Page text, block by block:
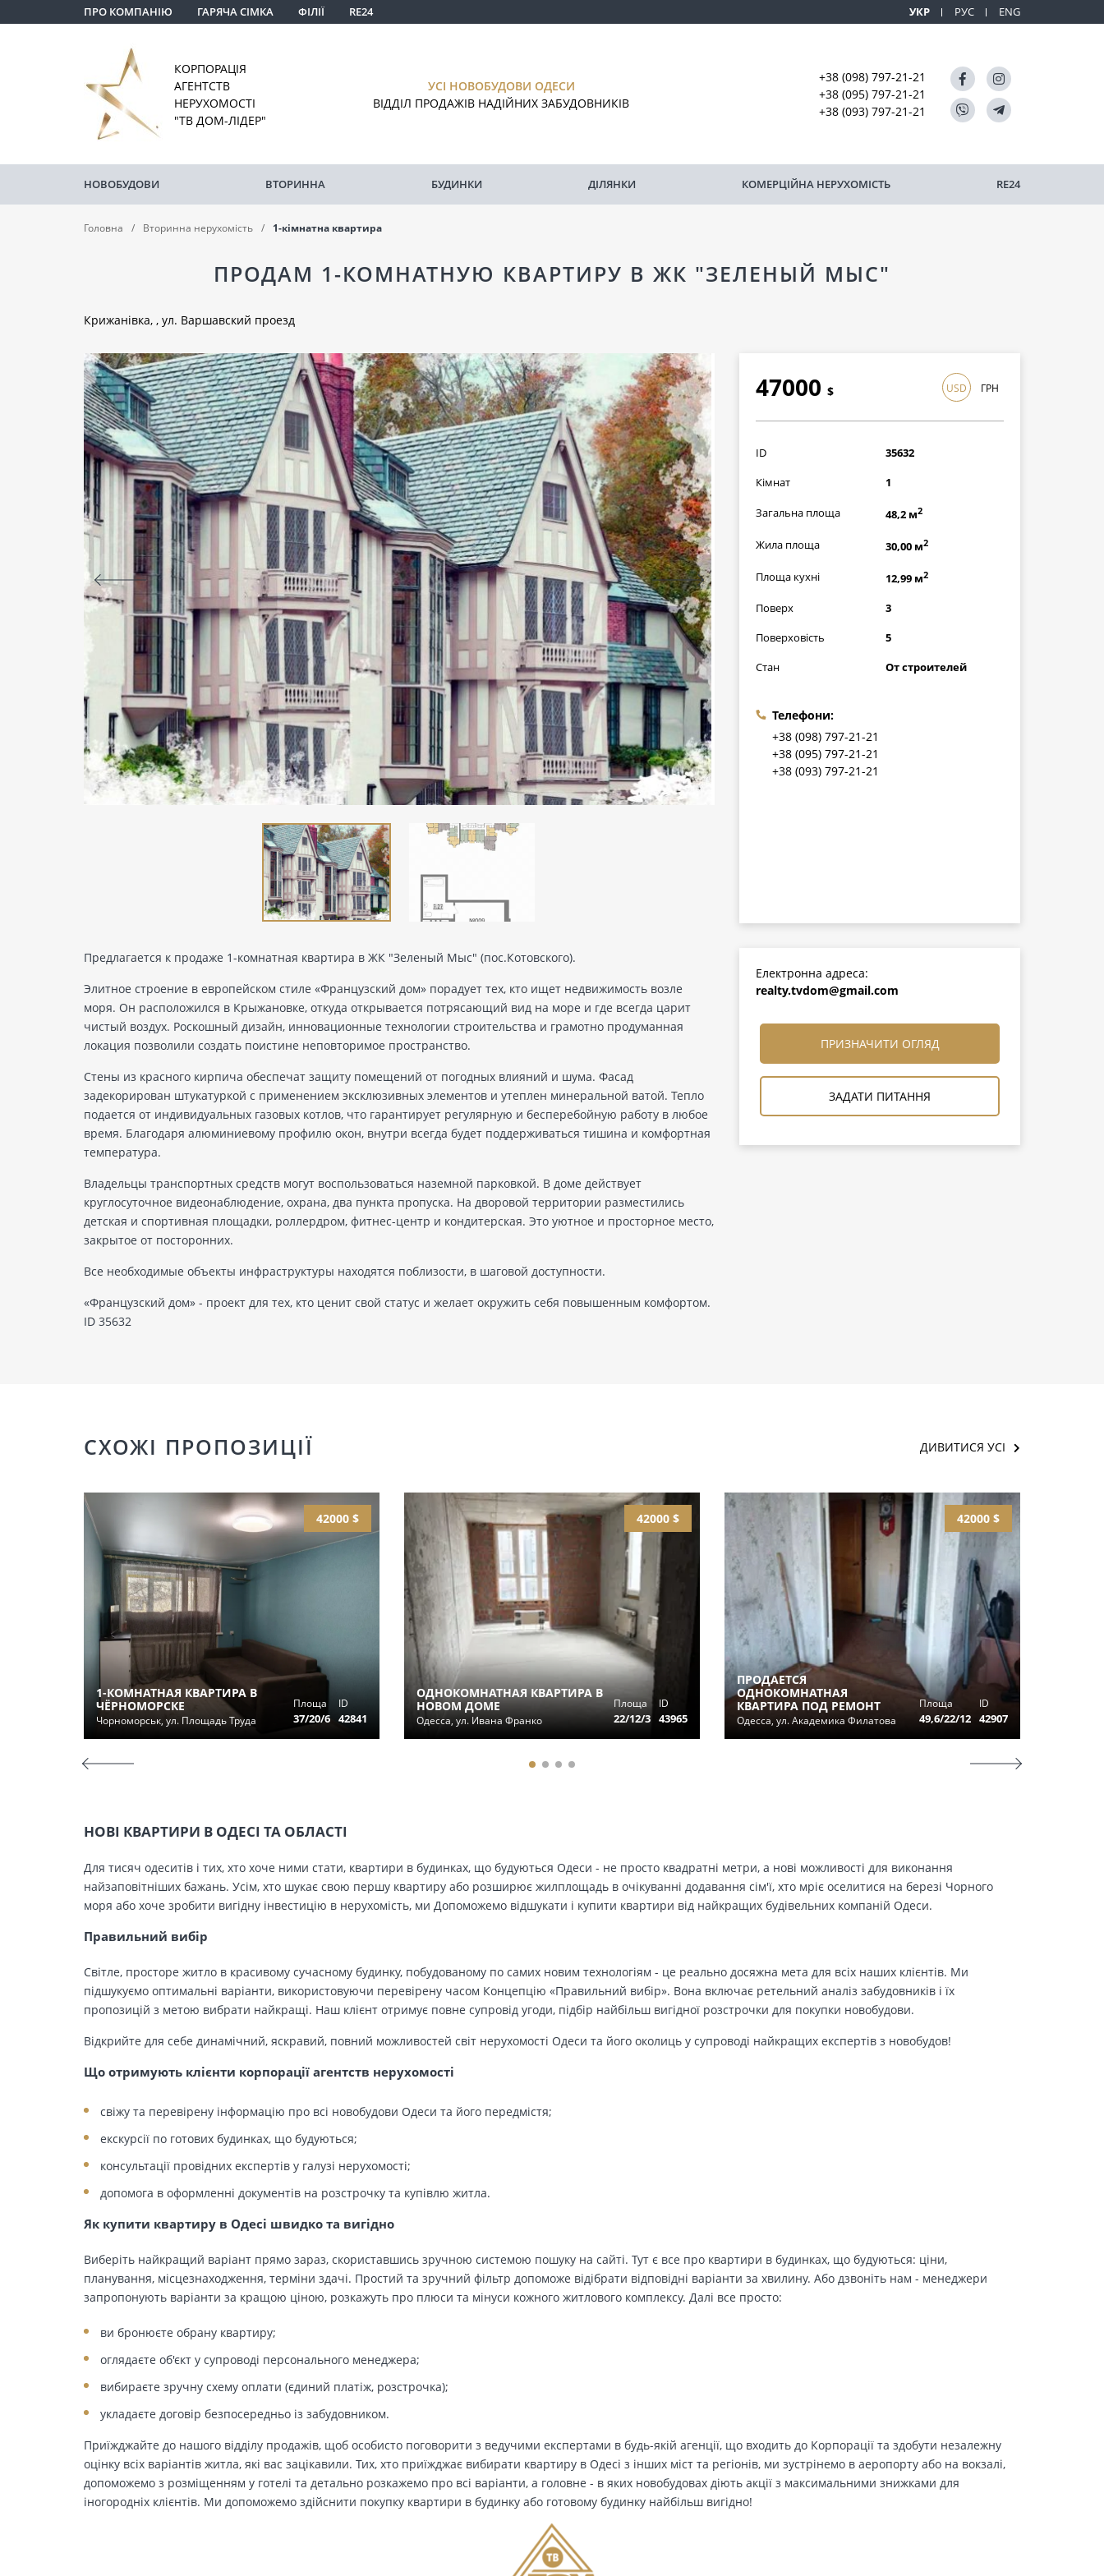
ПРО КОМПАНІЮ ГАРЯЧА СІМКА ФІЛІЇ RE24 УКР РУС ENG
КОРПОРАЦІЯ
АГЕНТСТВ
НЕРУХОМОСТІ
"ТВ ДОМ-ЛІДЕР"
УСІ НОВОБУДОВИ ОДЕСИ
ВІДДІЛ ПРОДАЖІВ НАДІЙНИХ ЗАБУДОВНИКІВ
+38 (098) 797-21-21
+38 (095) 797-21-21
+38 (093) 797-21-21
НОВОБУДОВИ ВТОРИННА БУДИНКИ ДІЛЯНКИ КОМЕРЦІЙНА НЕРУХОМІСТЬ RE24
Головна Вторинна нерухомість 1-кімнатна квартира
ПРОДАМ 1-КОМНАТНУЮ КВАРТИРУ В ЖК "ЗЕЛЕНЫЙ МЫС"
Крижанівка, , ул. Варшавский проезд
47000 $
1363000грн
USD ГРН
ID
35632
Кімнат
1
Загальна площа 48,2 м2
Жила площа 30,00 м2
Площа кухні 12,99 м2
Поверх
3
Поверховість
5
Стан
От строителей
Телефони:
+38 (098) 797-21-21
+38 (095) 797-21-21
+38 (093) 797-21-21
Предлагается к продаже 1-комнатная квартира в ЖК "Зеленый Мыс" (пос.Котовского).
Элитное строение в европейском стиле «Французский дом» порадует тех, кто ищет недвижимость возле
моря. Он расположился в Крыжановке, откуда открывается потрясающий вид на море и где всегда царит
чистый воздух. Роскошный дизайн, инновационные технологии строительства и грамотно продуманная
локация позволили создать поистине неповторимое пространство.
Стены из красного кирпича обеспечат защиту помещений от погодных влияний и шума. Фасад
задекорирован штукатуркой с применением эксклюзивных элементов и утеплен минеральной ватой. Тепло
подается от индивидуальных газовых котлов, что гарантирует регулярную и бесперебойную работу в любое
время. Благодаря алюминиевому профилю окон, внутри всегда будет поддерживаться тишина и комфортная
температура.
Владельцы транспортных средств могут воспользоваться наземной парковкой. В доме действует
круглосуточное видеонаблюдение, охрана, два пункта пропуска. На дворовой территории разместились
детская и спортивная площадки, роллердром, фитнес-центр и кондитерская. Это уютное и просторное место,
закрытое от посторонних.
Все необходимые объекты инфраструктуры находятся поблизости, в шаговой доступности.
«Французский дом» - проект для тех, кто ценит свой статус и желает окружить себя повышенным комфортом.
ID 35632
Електронна адреса:
realty.tvdom@gmail.com
ПРИЗНАЧИТИ ОГЛЯД
ЗАДАТИ ПИТАННЯ
СХОЖІ ПРОПОЗИЦІЇ ДИВИТИСЯ УСІ
42000 $
1-КОМНАТНАЯ КВАРТИРА В
ЧЁРНОМОРСКЕ
Чорноморськ, ул. Площадь Труда
Площа
37/20/6
ID
42841
42000 $
ОДНОКОМНАТНАЯ КВАРТИРА В
НОВОМ ДОМЕ
Одесса, ул. Ивана Франко
Площа
22/12/3
ID
43965
42000 $
ПРОДАЕТСЯ
ОДНОКОМНАТНАЯ
КВАРТИРА ПОД РЕМОНТ
Одесса, ул. Академика Филатова
Площа
49,6/22/12
ID
42907
НОВІ КВАРТИРИ В ОДЕСІ ТА ОБЛАСТІ
Для тисяч одеситів і тих, хто хоче ними стати, квартири в будинках, що будуються Одеси - не просто квадратні метри, а нові можливості для виконання
найзаповітніших бажань. Усім, хто шукає свою першу квартиру або розширює жилплощадь в очікуванні додавання сім'ї, хто мріє оселитися на березі Чорного
моря або хоче зробити вигідну інвестицію в нерухомість, ми Допоможемо відшукати і купити квартири від найкращих будівельних компаній Одеси.
Правильний вибір
Світле, просторе житло в красивому сучасному будинку, побудованому по самих новим технологіям - це реально досяжна мета для всіх наших клієнтів. Ми
підшукуємо оптимальні варіанти, використовуючи перевірену часом Концепцію «Правильний вибір». Вона включає ретельний аналіз забудовників і їх
пропозицій з метою вибрати найкращі. Наш клієнт отримує повне супровід угоди, підбір найбільш вигідної розстрочки для покупки новобудови.
Відкрийте для себе динамічний, яскравий, повний можливостей світ нерухомості Одеси та його околиць у супроводі найкращих експертів з новобудов!
Що отримують клієнти корпорації агентств нерухомості
свіжу та перевірену інформацію про всі новобудови Одеси та його передмістя;
екскурсії по готових будинках, що будуються;
консультації провідних експертів у галузі нерухомості;
допомога в оформленні документів на розстрочку та купівлю житла.
Як купити квартиру в Одесі швидко та вигідно
Виберіть найкращий варіант прямо зараз, скориставшись зручною системою пошуку на сайті. Тут є все про квартири в будинках, що будуються: ціни,
планування, місцезнаходження, терміни здачі. Простий та зручний фільтр допоможе відібрати відповідні варіанти за хвилину. Або дзвоніть нам - менеджери
запропонують варіанти за кращою ціною, розкажуть про плюси та мінуси кожного житлового комплексу. Далі все просто:
ви бронюєте обрану квартиру;
оглядаєте об'єкт у супроводі персонального менеджера;
вибираєте зручну схему оплати (єдиний платіж, розстрочка);
укладаєте договір безпосередньо із забудовником.
Приїжджайте до нашого відділу продажів, щоб особисто поговорити з ведучими експертами в будь-якій агенції, що входить до Корпорації та здобути незалежну
оцінку всіх варіантів житла, які вас зацікавили. Тих, хто приїжджає вибирати квартиру в Одесі з інших міст та регіонів, ми зустрінемо в аеропорту або на вокзалі,
допоможемо з розміщенням у готелі та детально розкажемо про всі варіанти, а головне - в яких новобудовах діють акції з максимальними знижками для
іногородніх клієнтів. Ми допоможемо здійснити покупку квартири в будинку або готовому будинку найбільш вигідно!